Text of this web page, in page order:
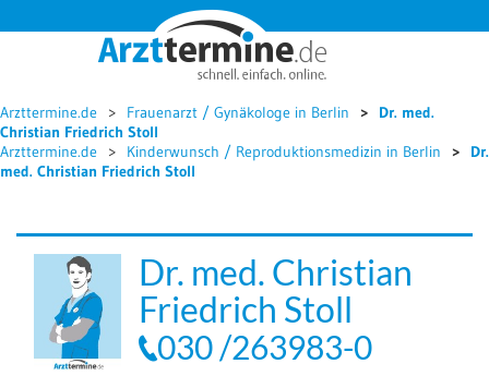




Arzttermine.de Frauenarzt / Gynäkologe in Berlin
Dr. med.
Christian Friedrich Stoll
Arzttermine.de
Kinderwunsch / Reproduktionsmedizin in Berlin
Dr.
med. Christian Friedrich Stoll
Dr. med. Christian
Friedrich Stoll
030 /263983-0